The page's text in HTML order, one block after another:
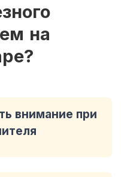
на
внимание при